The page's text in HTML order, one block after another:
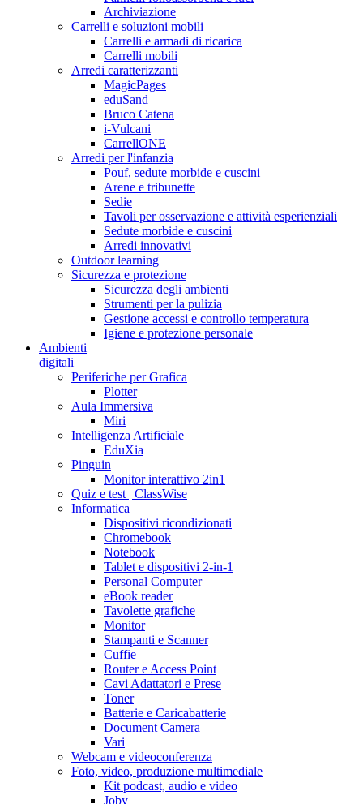
Archiviazione
Carrelli e soluzioni mobili
Carrelli e armadi di ricarica
Carrelli mobili
Arredi caratterizzanti
MagicPages
eduSand
Bruco Catena
i-Vulcani
CarrellONE
Arredi per l'infanzia
Pouf, sedute morbide e cuscini
Arene e tribunette
Sedie
Tavoli per osservazione e attività esperienziali
Sedute morbide e cuscini
Arredi innovativi
Outdoor learning
Sicurezza e protezione
Sicurezza degli ambienti
Strumenti per la pulizia
Gestione accessi e controllo temperatura
Igiene e protezione personale
Ambienti
digitali
Periferiche per Grafica
Plotter
Aula Immersiva
Miri
Intelligenza Artificiale
EduXia
Pinguin
Monitor interattivo 2in1
Quiz e test | ClassWise
Informatica
Dispositivi ricondizionati
Chromebook
Notebook
Tablet e dispositivi 2-in-1
Personal Computer
eBook reader
Tavolette grafiche
Monitor
Stampanti e Scanner
Cuffie
Router e Access Point
Cavi Adattatori e Prese
Toner
Batterie e Caricabatterie
Document Camera
Vari
Webcam e videoconferenza
Foto, video, produzione multimediale
Kit podcast, audio e video
Joby